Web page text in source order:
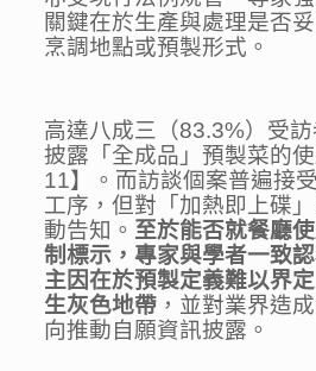
關鍵在於生產與處理是否
烹調地點或預製形式。
高達八成三（83.3%）受
披露「全成品」預製菜的
11】。而訪談個案普遍接
工序，但對「加熱即上碟
動告知。 至於能否就餐廳
制標示，專家與學者一致
主因在於預製定義難以界
生灰色地帶 ，並對業界造
向推動自願資訊披露。